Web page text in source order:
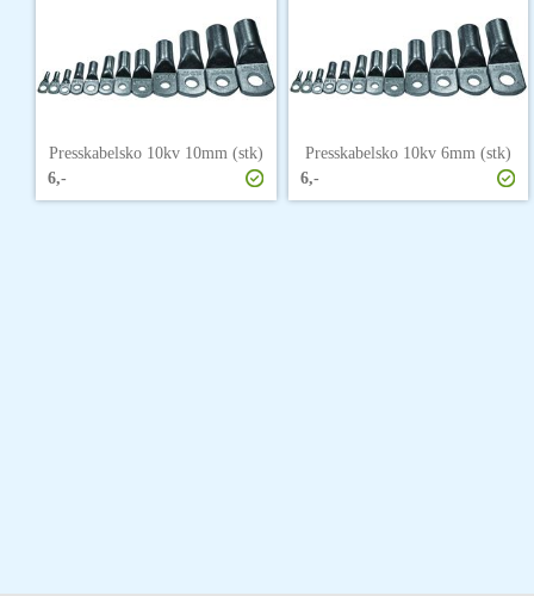
Presskabelsko 10kv 10mm (stk)
6,-
Presskabelsko 10kv 6mm (stk)
6,-